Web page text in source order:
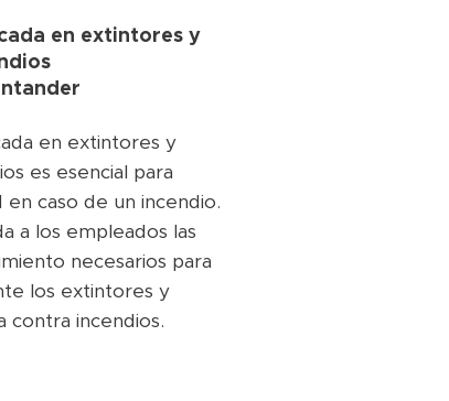
en extintores y
en extintores y
es esencial para
caso de un incendio.
a los empleados las
necesarios para
los extintores y
contra incendios.